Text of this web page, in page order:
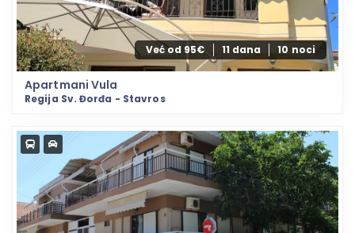
Već od 95€ 11 dana 10 noci
Apartmani Vula
Regija Sv. Đorđa - Stavros